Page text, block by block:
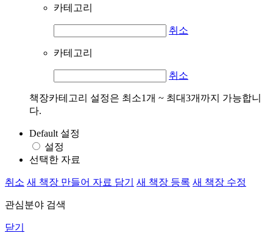
카테고리
취소
카테고리
취소
책장카테고리 설정은 최소1개 ~ 최대3개까지 가능합니
다.
Default 설정
설정
선택한 자료
취소 새 책장 만들어 자료 담기 새 책장 등록 새 책장 수정
관심분야 검색
닫기